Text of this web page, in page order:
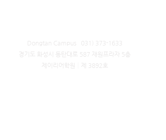
Dongtan Campus 031) 373-1633
​경기도 화성시 동탄대로 587 재원프라자 5층
제이리어학원│제 3892호